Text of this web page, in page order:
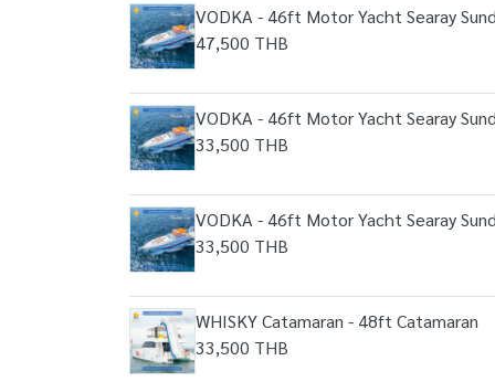
VODKA - 46ft Motor Yacht Searay
47,500 THB
VODKA - 46ft Motor Yacht Searay
33,500 THB
VODKA - 46ft Motor Yacht Searay
33,500 THB
WHISKY Catamaran - 48ft Catamaran
33,500 THB